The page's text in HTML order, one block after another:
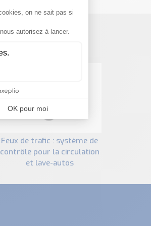
feux de trafic : système de
contrôle pour la circulation
et lave-autos